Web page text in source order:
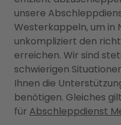
unsere
Westerkappeln, um in
unkompliziert den
erreichen. Wir sind
schwierigen
Ihnen die
benötigen. Gleiches
für Abschleppdienst